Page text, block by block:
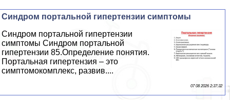
Синдром портальной гипертензии симптомы
Синдром портальной гипертензии
симптомы Синдром портальной
гипертензии 85.Определение понятия.
Портальная гипертензия – это
симптомокомплекс, развив....
07 08 2026 2:37:32